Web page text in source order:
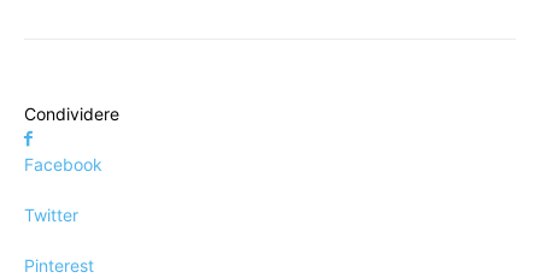
Condividere
Facebook
Twitter
Pinterest